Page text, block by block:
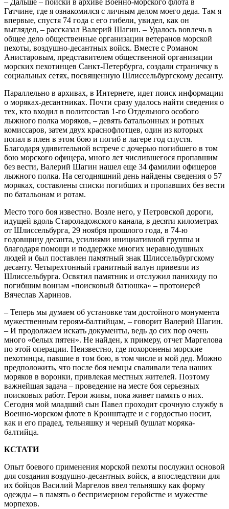
– Дальше – поиски в архиве Военно-морского флота в
Гатчине, где я ознакомился с личным делом моего деда. Там я
впервые, спустя 74 года с его гибели, увидел, как он
выглядел, – рассказал Валерий Шагин. – Удалось вовлечь в
общее дело общественные организации ветеранов морской
пехоты, воздушно-десантных войск. Вместе с Романом
Анистаровым, представителем общественной организации
морских пехотинцев Санкт-Петербурга, создали страничку в
социальных сетях, посвященную Шлиссельбургскому десанту.
Параллельно в архивах, в Интернете, идет поиск информации
о моряках-десантниках. Почти сразу удалось найти сведения о
тех, кто входил в политсостав 1-го Отдельного особого
лыжного полка моряков, – девять батальонных и ротных
комиссаров, затем двух краснофлотцев, один из которых
попал в плен в этом бою и погиб в лагере год спустя.
Благодаря удивительной встрече с дочерью погибшего в том
бою морского офицера, много лет числившегося пропавшим
без вести, Валерий Шагин нашел еще 34 фамилии офицеров
лыжного полка. На сегодняшний день найдены сведения о 57
моряках, составлены списки погибших и пропавших без вести
по батальонам и ротам.
Место того боя известно. Возле него, у Петровской дороги,
идущей вдоль Староладожского канала, в десяти километрах
от Шлиссельбурга, 29 ноября прошлого года, в 74-ю
годовщину десанта, усилиями инициативной группы и
благодаря помощи и поддержке многих неравнодушных
людей и был поставлен памятный знак Шлиссельбургскому
десанту. Четырехтонный гранитный валун привезли из
Шлиссельбурга. Освятил памятник и отслужил панихиду по
погибшим воинам «поисковый батюшка» – протоиерей
Вячеслав Харинов.
– Теперь мы думаем об установке там достойного монумента
мужественным героям-балтийцам, – говорит Валерий Шагин.
– И продолжаем искать документы, ведь до сих пор очень
много «белых пятен». Не найден, к примеру, отчет Маргелова
по этой операции. Неизвестно, где похоронены морские
пехотинцы, павшие в том бою, в том числе и мой дед. Можно
предположить, что после боя немцы сваливали тела наших
моряков в воронки, привлекая местных жителей. Поэтому
важнейшая задача – проведение на месте боя серьезных
поисковых работ. Герои живы, пока живет память о них.
Сегодня мой младший сын Павел проходит срочную службу в
Военно-морском флоте в Кронштадте и с гордостью носит,
как и его прадед, тельняшку и черный бушлат моряка-
балтийца.
КСТАТИ
Опыт боевого применения морской пехоты послужил основой
для создания воздушно-десантных войск, а впоследствии для
их бойцов Василий Маргелов ввел тельняшку как форму
одежды – в память о беспримерном геройстве и мужестве
морпехов.